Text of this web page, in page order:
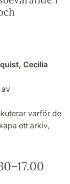
Cecilia
av
varför de
ett arkiv,